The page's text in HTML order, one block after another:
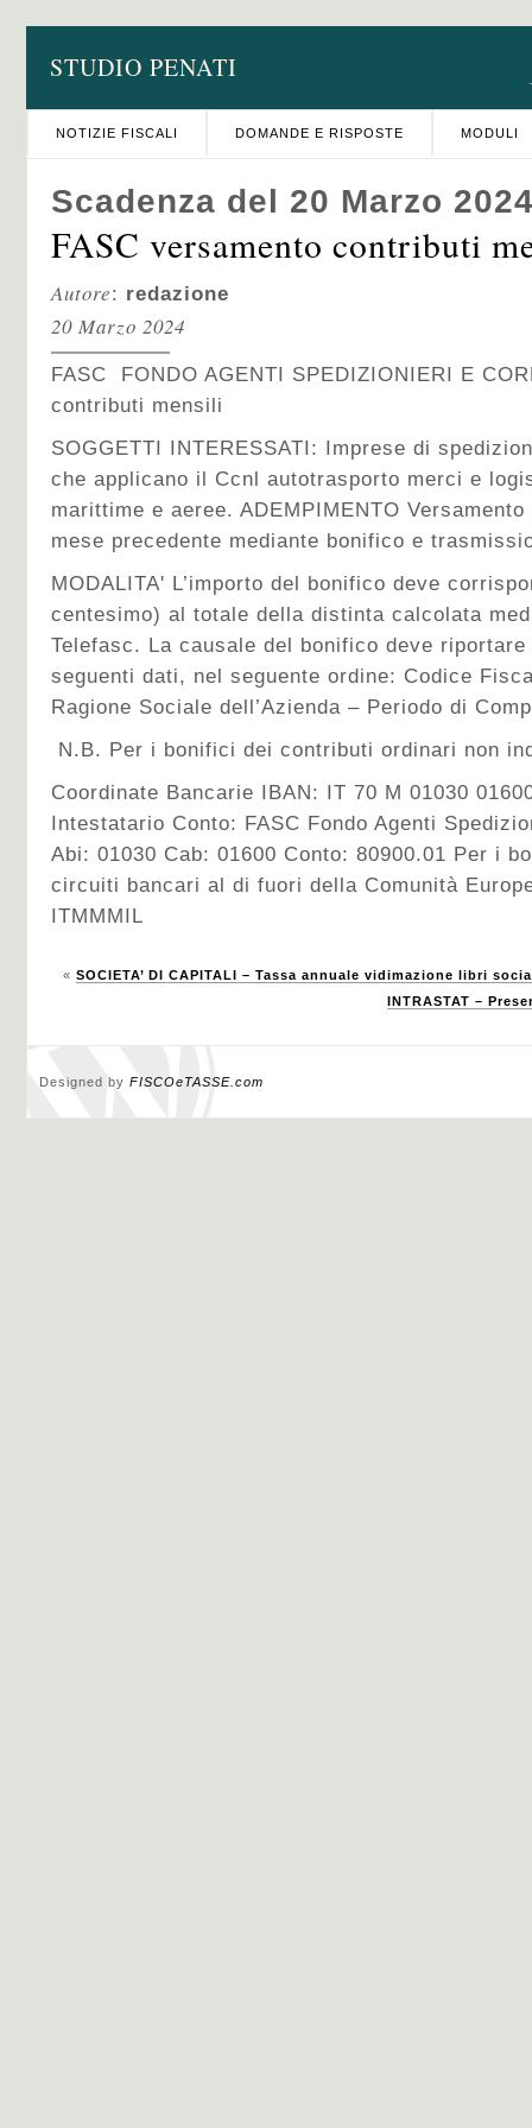
STUDIO PENATI
NOTIZIE FISCALI DOMANDE E RISPOSTE MODULI
Scadenza del 20 Marzo
FASC versamento contributi
Autore: redazione
20 Marzo 2024
FASC FONDO AGENTI SPEDIZIONIERI E
contributi mensili
SOGGETTI INTERESSATI: Imprese di
che applicano il Ccnl autotrasporto merci e
marittime e aeree. ADEMPIMENTO
mese precedente mediante bonifico e
MODALITA' L’importo del bonifico deve
centesimo) al totale della distinta calcolata
Telefasc. La causale del bonifico deve
seguenti dati, nel seguente ordine: Codice
Ragione Sociale dell’Azienda – Periodo di
N.B. Per i bonifici dei contributi ordinari non
Coordinate Bancarie IBAN: IT 70 M 01030
Intestatario Conto: FASC Fondo Agenti
Abi: 01030 Cab: 01600 Conto: 80900.01 Per i
circuiti bancari al di fuori della Comunità
ITMMMIL
« SOCIETA’ DI CAPITALI – Tassa annuale vidimazione libri
INTRASTAT –
Designed by FISCOeTASSE.com